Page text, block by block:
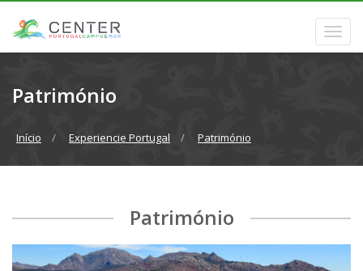
Património
Início Experiencie Portugal Património
Património